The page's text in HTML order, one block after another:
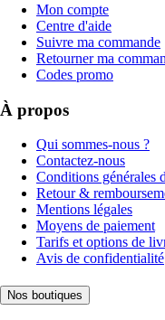
Mon compte
Centre d'aide
Suivre ma commande
Retourner ma
Codes promo
À propos
Qui sommes-nous ?
Contactez-nous
Conditions générales
Retour &
Mentions légales
Moyens de paiement
Tarifs et options de
Avis de confidentialité
Nos boutiques